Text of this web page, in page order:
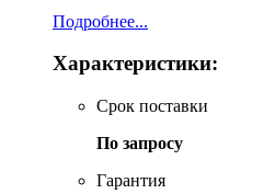
Подробнее...
Характеристики:
Срок поставки
По запросу
Гарантия